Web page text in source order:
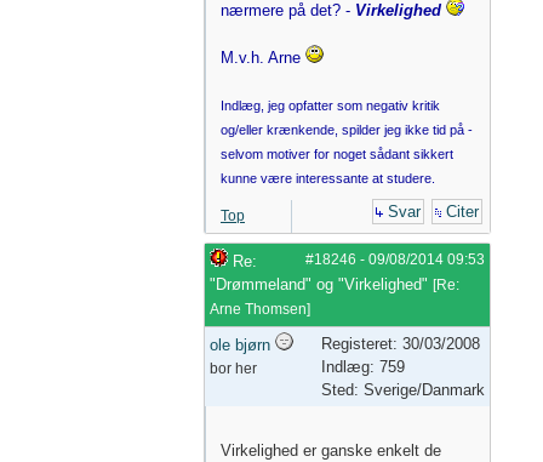
nærmere på det? - Virkelighed
M.v.h. Arne
Indlæg, jeg opfatter som negativ kritik
og/eller krænkende, spilder jeg ikke tid på -
selvom motiver for noget sådant sikkert
kunne være interessante at studere.
Top Svar Citer
#18246 - 09/08/2014 09:53
Re:
"Drømmeland" og "Virkelighed" [Re:
Arne Thomsen]
ole bjørn
bor her
Registeret: 30/03/2008
Indlæg: 759
Sted: Sverige/Danmark
Virkelighed er ganske enkelt de